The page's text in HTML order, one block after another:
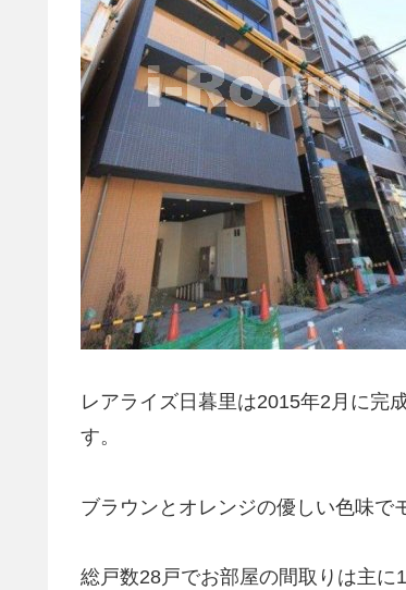
レアライズ日暮里は2015年2月に完
す。
ブラウンとオレンジの優しい色味で
総戸数28戸でお部屋の間取りは主に